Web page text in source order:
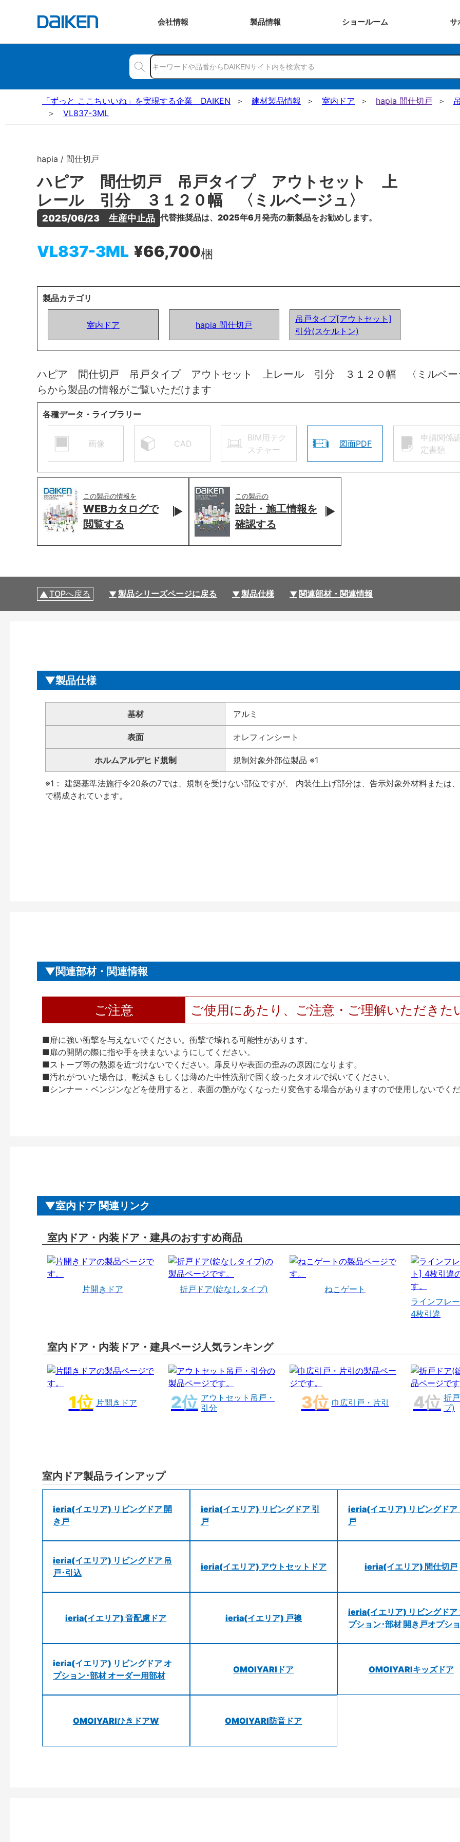
会社情報 製品情報 ショールーム サ
「ずっと ここちいいね」を実現する企業 DAIKEN 建材製品情報 室内ドア hapia 間仕切戸
VL837-3ML
hapia / 間仕切戸
ハピア 間仕切戸 吊戸タイプ アウトセット 上
レール 引分 ３１２０幅 〈ミルベージュ〉
2025/06/23　生産中止品 代替推奨品は、2025年6月発売の新製品をお勧めします。
VL837-3ML ¥66,700梱
製品カテゴリ
室内ドア hapia 間仕切戸
吊戸タイプ[アウトセット]
引分(スケルトン)
ハピア 間仕切戸 吊戸タイプ アウトセット 上レール 引分 ３１２０幅 〈ミルベージ
らから製品の情報がご覧いただけます
各種データ・ライブラリー
画像 CAD
BIM用テク
スチャー
図面PDF
申請関係
定書類
この製品の情報を
WEBカタログで
閲覧する
この製品の
設計・施工情報を
確認する
TOPへ戻る 製品シリーズページに戻る 製品仕様 関連部材・関連情報
製品仕様
基材 アルミ
表面 オレフィンシート
ホルムアルデヒド規制 規制対象外部位製品 ※1
※1： 建築基準法施行令20条の7では、規制を受けない部位ですが、 内装仕上げ部分は、告示対象外材料ま
で構成されています。
関連部材・関連情報
ご注意 ご使用にあたり、ご注意・ご理解いただきた
■扉に強い衝撃を与えないでください。衝撃で壊れる可能性があります。
■扉の開閉の際に指や手を挟まないようにしてください。
■ストーブ等の熱源を近づけないでください。扉反りや表面の歪みの原因になります。
■汚れがついた場合は、乾拭きもしくは薄めた中性洗剤で固く絞ったタオルで拭いてください。
■シンナー・ベンジンなどを使用すると、表面の艶がなくなったり変色する場合がありますので使用しないでくだ
室内ドア 関連リンク
室内ドア・内装ドア・建具のおすすめ商品
片開きドア 折戸ドア(錠なしタイプ)
ねこゲート
ラインフレ
4枚引違
室内ドア・内装ドア・建具ページ人気ランキング
片開きドア
アウトセット吊戸・
引分
巾広引戸・片引
折
プ)
室内ドア製品ラインアップ
ieria(イエリア) リビングドア 開
き戸
ieria(イエリア) リビングドア 引
戸
ieria(イエリア) リビングドア
戸
ieria(イエリア) リビングドア 吊
戸･引込
ieria(イエリア) アウトセットドア ieria(イエリア) 間仕切戸
ieria(イエリア) 音配慮ドア ieria(イエリア) 戸襖
ieria(イエリア) リビングドア
プション･部材 開き戸オプシ
ieria(イエリア) リビングドア オ
プション･部材 オーダー用部材
OMOIYARIドア OMOIYARIキッズドア
OMOIYARIひきドアW OMOIYARI防音ドア